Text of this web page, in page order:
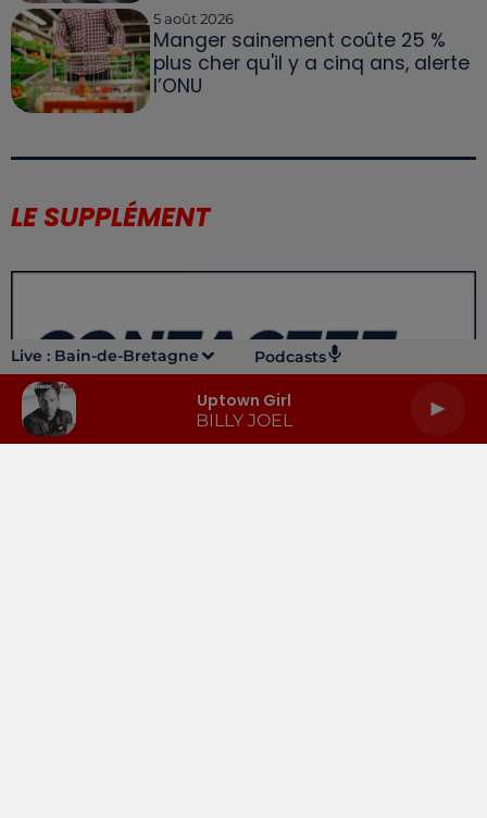
Live : Bain-de-Bretagne Podcasts
Uptown Girl
BILLY JOEL
5 août 2026
Manger sainement coûte 25 %
plus cher qu'il y a cinq ans, alerte
l’ONU
LE SUPPLÉMENT